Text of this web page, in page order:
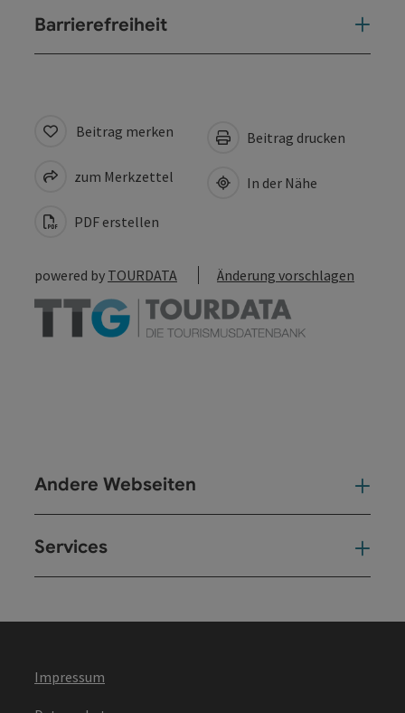
Barrierefreiheit
Beitrag merken
zum Merkzettel
PDF erstellen
Beitrag drucken
In der Nähe
powered by TOURDATA Änderung vorschlagen
Andere Webseiten
Services
Impressum